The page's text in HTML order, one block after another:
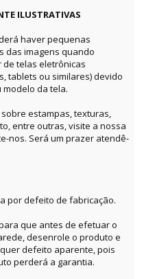
ILUSTRATIVAS
haver pequenas
das imagens quando
telas eletrônicas
tablets ou similares) devido
da tela.
estampas, texturas,
entre outras, visite a nossa
nos. Será um prazer atendê-
por defeito de fabricação.
que antes de efetuar o
desenrole o produto e
defeito aparente, pois
perderá a garantia.